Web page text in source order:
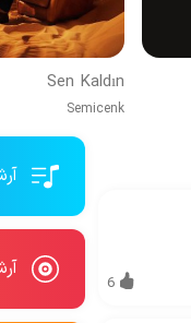
Sen Kaldın
Semicenk
6